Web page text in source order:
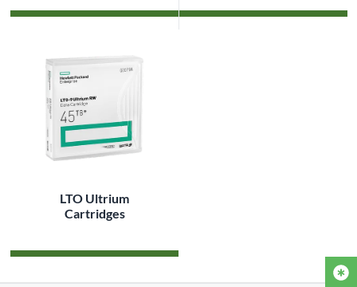
LTO Ultrium
Cartridges